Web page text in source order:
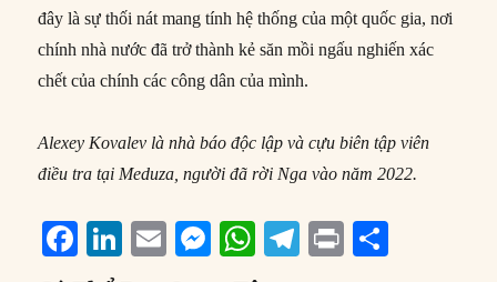
đây là sự thối nát mang tính hệ thống của một quốc gia, nơi
chính nhà nước đã trở thành kẻ săn mồi ngấu nghiến xác
chết của chính các công dân của mình.
Alexey Kovalev là nhà báo độc lập và cựu biên tập viên
điều tra tại Meduza, người đã rời Nga vào năm 2022.
F
Li E
M W T
P